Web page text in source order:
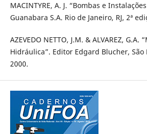
MACINTYRE, A. J. “Bombas e
Guanabara S.A. Rio de Janeiro, RJ, 2ª
AZEVEDO NETTO, J.M. & ALVAREZ, G.A.
Hidráulica”. Editor Edgard Blucher, São
2000.